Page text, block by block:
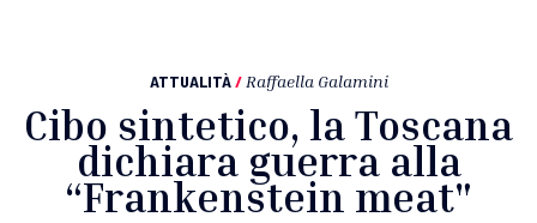
ATTUALITÀ / Raffaella Galamini
Cibo sintetico, la Toscana
dichiara guerra alla
“Frankenstein meat"